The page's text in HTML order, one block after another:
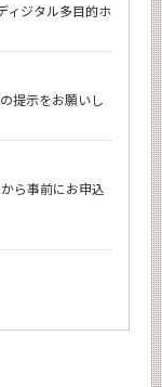
ィジタル多目的ホ
提示をお願いし
ら事前にお申込